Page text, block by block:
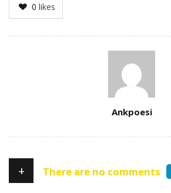
0 likes
Ankpoesi
+ There are no comments